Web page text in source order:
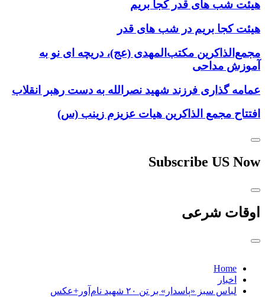
هیئت شب های قدر کجا بریم
هیئت کجا بریم در شب های قدر
مجمع‌الذاکرین مکتب‌المهدی (عج)، دریچه ای نو به
آموزش مداحی
عمامه گذاری فرزند شهید نصرالله به دست رهبر انقلاب
افتتاح مجمع الذاکرین هیات عزیزم زینب (س)
Subscribe US Now
اوقات شرعی
Home
اخبار
لباس سبز «پاسدار» بر تن ۲۰ شهید نام‌آور+عکس